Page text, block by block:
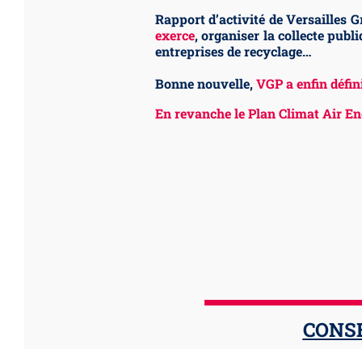
Rapport d’activité de Versailles
exerce, organiser la collecte
entreprises de recyclage…
Bonne nouvelle,VGP a enfin
En revanche le Plan Climat Air